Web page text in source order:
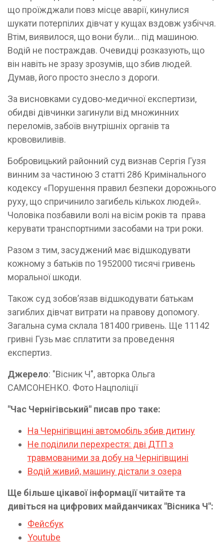
що проїжджали повз місце аварії, кинулися
шукати потерпілих дівчат у кущах вздовж узбіччя.
Втім, виявилося, що вони були... під машиною.
Водій не постраждав. Очевидці розказують, що
він навіть не зразу зрозумів, що збив людей.
Думав, його просто знесло з дороги.
За висновками судово-медичної експертизи,
обидві дівчинки загинули від множинних
переломів, забоїв внутрішніх органів та
крововиливів.
Бобровицький районний суд визнав Сергія Гузя
винним за частиною 3 статті 286 Кримінального
кодексу «Порушення правил безпеки дорожнього
руху, що спричинило загибель кількох людей».
Чоловіка позбавили волі на вісім років та права
керувати транспортними засобами на три роки.
Разом з тим, засуджений має відшкодувати
кожному з батьків по 1952000 тисячі гривень
моральної шкоди.
Також суд зобов’язав відшкодувати батькам
загиблих дівчат витрати на правову допомогу.
Загальна сума склала 181400 гривень. Ще 11142
гривні Гузь має сплатити за проведення
експертиз.
Джерело: "Вісник Ч", авторка Ольга
САМСОНЕНКО. Фото Нацполіції
"Час Чернігівський" писав про таке:
На Чернігівщині автомобіль збив дитину
Не поділили перехрестя: дві ДТП з
травмованими за добу на Чернігівщині
Водій живий, машину дістали з озера
Ще більше цікавої інформації читайте та
дивіться на цифрових майданчиках "Вісника Ч":
Фейсбук
Youtube